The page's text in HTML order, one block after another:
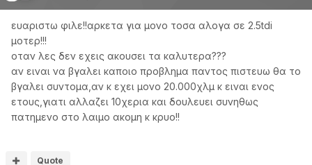
ευαριστω φιλε!!αρκετα για μονο τοσα αλογα σε 2.5tdi
μοτερ!!!
οταν λες δεν εχεις ακουσει τα καλυτερα???
αν ειναι να βγαλει καποιο προβλημα παντος πιστευω θα το
βγαλει συντομα,αν κ εχει μονο 20.000χλμ κ ειναι ενος
ετους,γιατι αλλαζει 10χερια και δουλευει συνηθως
πατημενο στο λαιμο ακομη κ κρυο!!
Quote